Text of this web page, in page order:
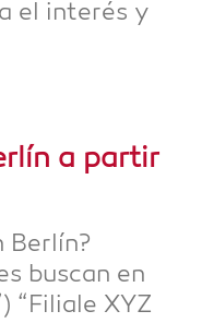
el inte­rés y
a par­tir
Ber­lín?
buscan en
“Filia­le XYZ